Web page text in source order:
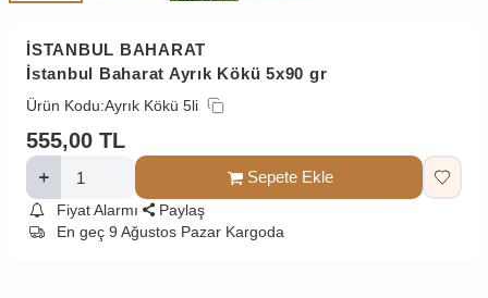
İSTANBUL BAHARAT
İstanbul Baharat Ayrık Kökü 5x90 gr
Ürün Kodu:Ayrık Kökü 5li
555,00 TL
Sepete Ekle
Fiyat Alarmı
Paylaş
En geç 9 Ağustos Pazar Kargoda